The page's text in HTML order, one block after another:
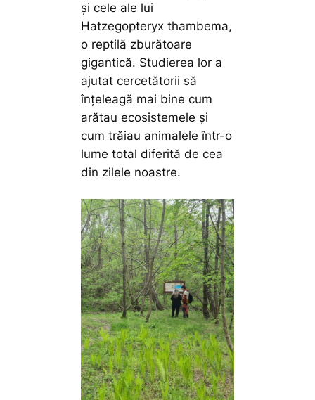
și cele ale lui
Hatzegopteryx thambema,
o reptilă zburătoare
gigantică. Studierea lor a
ajutat cercetătorii să
înțeleagă mai bine cum
arătau ecosistemele și
cum trăiau animalele într-o
lume total diferită de cea
din zilele noastre.